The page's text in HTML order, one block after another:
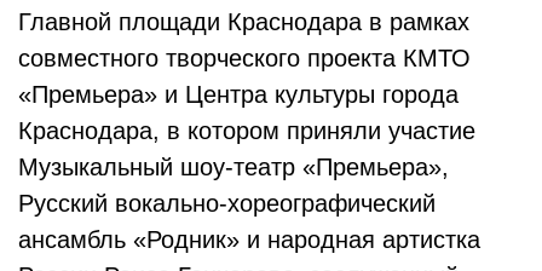
Главной площади Краснодара в рамках
совместного творческого проекта КМТО
«Премьера» и Центра культуры города
Краснодара, в котором приняли участие
Музыкальный шоу-театр «Премьера»,
Русский вокально-хореографический
ансамбль «Родник» и народная артистка